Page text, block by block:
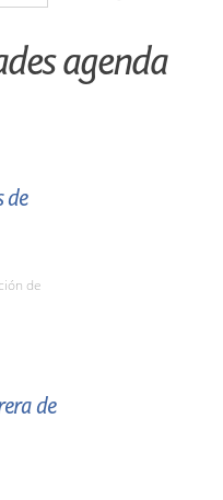
agenda
de
de
de